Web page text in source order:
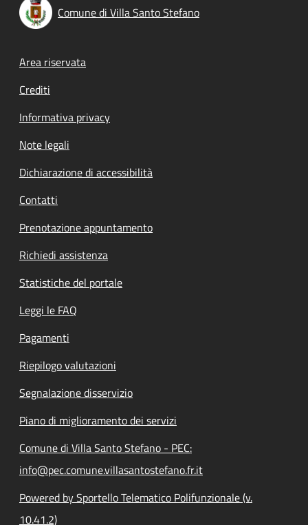
Comune di Villa Santo Stefano
Footer menu
Area riservata
Crediti
Informativa privacy
Note legali
Dichiarazione di accessibilità
Contatti
Prenotazione appuntamento
Richiedi assistenza
Statistiche del portale
Leggi le FAQ
Pagamenti
Riepilogo valutazioni
Segnalazione disservizio
Piano di miglioramento dei servizi
Comune di Villa Santo Stefano - PEC:
info@pec.comune.villasantostefano.fr.it
Powered by Sportello Telematico Polifunzionale (v.
10.41.2)